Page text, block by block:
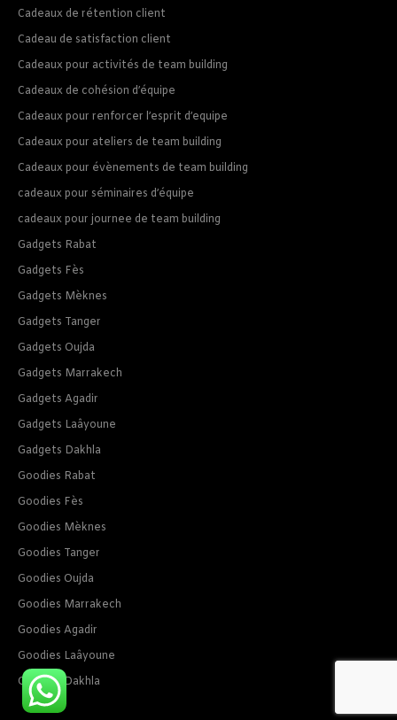
Cadeaux de rétention client
Cadeau de satisfaction client
Cadeaux pour activités de team building
Cadeaux de cohésion d’équipe
Cadeaux pour renforcer l’esprit d’equipe
Cadeaux pour ateliers de team building
Cadeaux pour évènements de team building
cadeaux pour séminaires d’équipe
cadeaux pour journee de team building
Gadgets Rabat
Gadgets Fès
Gadgets Mèknes
Gadgets Tanger
Gadgets Oujda
Gadgets Marrakech
Gadgets Agadir
Gadgets Laâyoune
Gadgets Dakhla
Goodies Rabat
Goodies Fès
Goodies Mèknes
Goodies Tanger
Goodies Oujda
Goodies Marrakech
Goodies Agadir
Goodies Laâyoune
Goodies Dakhla